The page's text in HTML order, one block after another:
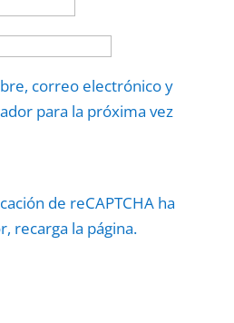
correo electrónico y
para la próxima vez
de reCAPTCHA ha
recarga la página.